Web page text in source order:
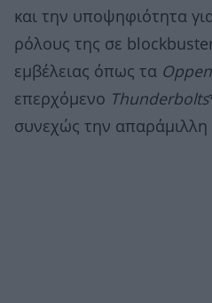
και την υποψηφιότητα
ρόλους της σε
εμβέλειας όπως τα
επερχόμενο Thunderbolts
συνεχώς την απαράμιλλη